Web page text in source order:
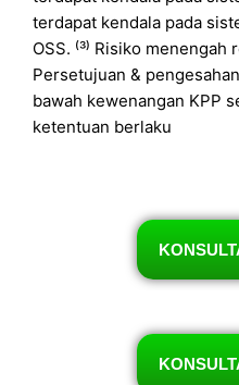
terdapat kendala pada
OSS. ⁽³⁾ Risiko menengah
Persetujuan &
bawah kewenangan KPP
ketentuan berlaku